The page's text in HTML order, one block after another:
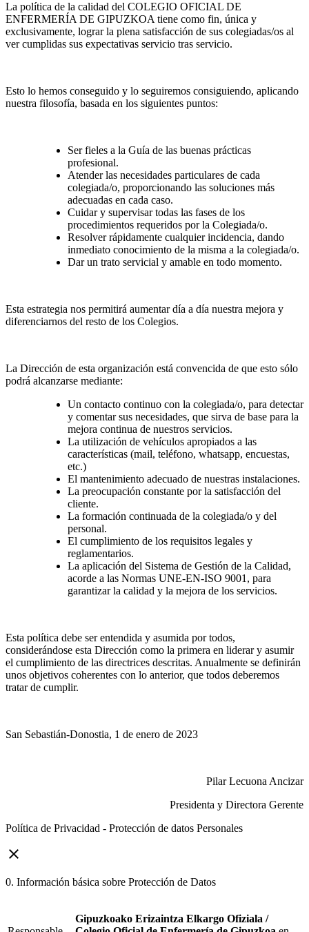
La política de la calidad del COLEGIO OFICIAL DE
ENFERMERÍA DE GIPUZKOA tiene como fin, única y
exclusivamente, lograr la plena satisfacción de sus colegiadas/os al
ver cumplidas sus expectativas servicio tras servicio.
Esto lo hemos conseguido y lo seguiremos consiguiendo, aplicando
nuestra filosofía, basada en los siguientes puntos:
Ser fieles a la Guía de las buenas prácticas
profesional.
Atender las necesidades particulares de cada
colegiada/o, proporcionando las soluciones más
adecuadas en cada caso.
Cuidar y supervisar todas las fases de los
procedimientos requeridos por la Colegiada/o.
Resolver rápidamente cualquier incidencia, dando
inmediato conocimiento de la misma a la colegiada/o.
Dar un trato servicial y amable en todo momento.
Esta estrategia nos permitirá aumentar día a día nuestra mejora y
diferenciarnos del resto de los Colegios.
La Dirección de esta organización está convencida de que esto sólo
podrá alcanzarse mediante:
Un contacto continuo con la colegiada/o, para detectar
y comentar sus necesidades, que sirva de base para la
mejora continua de nuestros servicios.
La utilización de vehículos apropiados a las
características (mail, teléfono, whatsapp, encuestas,
etc.)
El mantenimiento adecuado de nuestras instalaciones.
La preocupación constante por la satisfacción del
cliente.
La formación continuada de la colegiada/o y del
personal.
El cumplimiento de los requisitos legales y
reglamentarios.
La aplicación del Sistema de Gestión de la Calidad,
acorde a las Normas UNE-EN-ISO 9001, para
garantizar la calidad y la mejora de los servicios.
Esta política debe ser entendida y asumida por todos,
considerándose esta Dirección como la primera en liderar y asumir
el cumplimiento de las directrices descritas. Anualmente se definirán
unos objetivos coherentes con lo anterior, que todos deberemos
tratar de cumplir.
San Sebastián-Donostia, 1 de enero de 2023
Pilar Lecuona Ancizar
Presidenta y Directora Gerente
Política de Privacidad - Protección de datos Personales
close
0. Información básica sobre Protección de Datos
Gipuzkoako Erizaintza Elkargo Ofiziala /